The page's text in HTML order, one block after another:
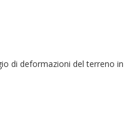
di deformazioni del terreno in